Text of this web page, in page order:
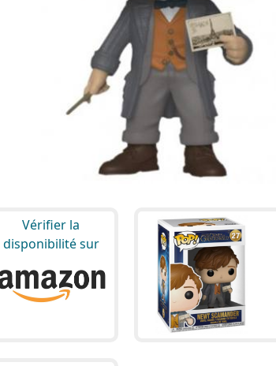
Vérifier la
disponibilité sur